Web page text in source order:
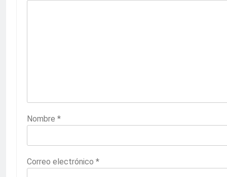
Nombre *
Correo electrónico *